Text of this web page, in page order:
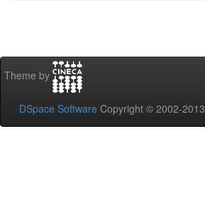
Theme by
DSpace Software Copyright © 2002-2013